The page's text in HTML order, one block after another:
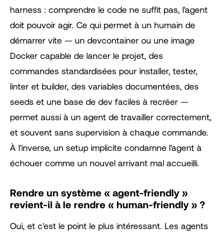
harness : comprendre le code ne suffit pas, l'agent
doit pouvoir agir. Ce qui permet à un humain de
démarrer vite — un devcontainer ou une image
Docker capable de lancer le projet, des
commandes standardisées pour installer, tester,
linter et builder, des variables documentées, des
seeds et une base de dev faciles à recréer —
permet aussi à un agent de travailler correctement,
et souvent sans supervision à chaque commande.
À l'inverse, un setup implicite condamne l'agent à
échouer comme un nouvel arrivant mal accueilli.
Rendre un système « agent-friendly »
revient-il à le rendre « human-friendly » ?
Oui, et c'est le point le plus intéressant. Les agents